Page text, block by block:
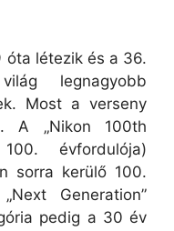
óta létezik és a 36.
legnagyobb
Most a verseny
A „Nikon 100th
évfordulója)
sorra kerülő 100.
Generation”
pedig a 30 év